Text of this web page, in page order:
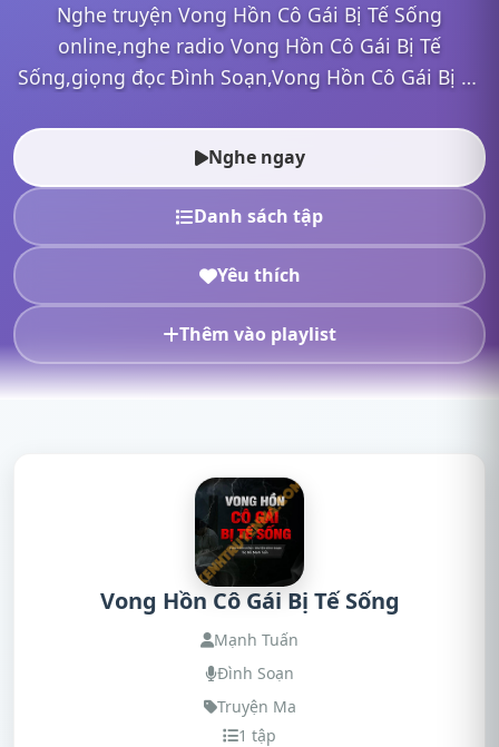
Nghe truyện Vong Hồn Cô Gái Bị Tế Sống
online,nghe radio Vong Hồn Cô Gái Bị Tế
Sống,giọng đọc Đình Soạn,Vong Hồn Cô Gái Bị Tế
Nghe ngay
Danh sách tập
Yêu thích
Thêm vào playlist
Vong Hồn Cô Gái Bị Tế Sống
Mạnh Tuấn
Đình Soạn
Truyện Ma
1 tập